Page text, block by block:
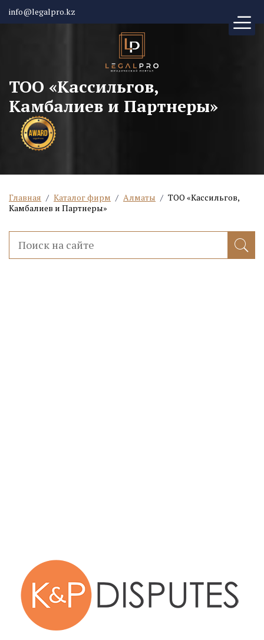
info@legalpro.kz
ТОО «Кассильгов,
Камбалиев и Партнеры»
Главная / Каталог фирм / Алматы / ТОО «Кассильгов,
Камбалиев и Партнеры»